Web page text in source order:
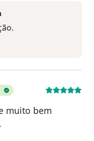
muito bem